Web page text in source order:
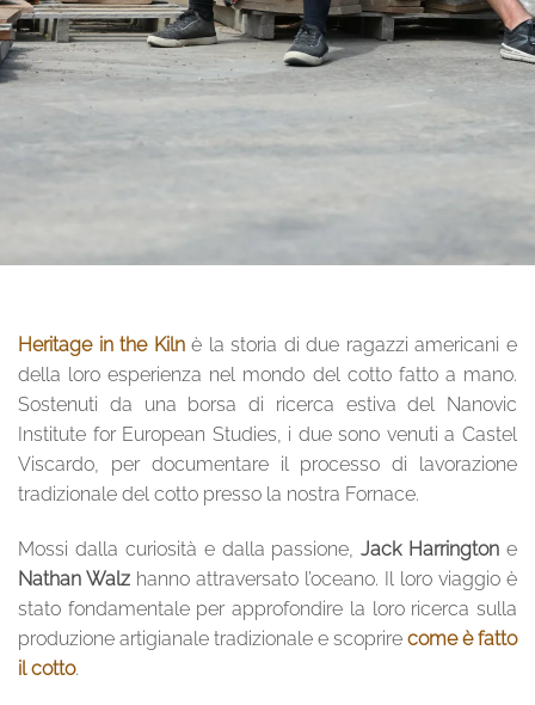
Heritage in the Kilnè la storia di due ragazzi americani e
della loro esperienza nel mondo del cotto fatto a mano.
Sostenuti da una borsa di ricerca estiva del Nanovic
Institute for European Studies, i due sono venuti a Castel
Viscardo, per documentare il processo di lavorazione
tradizionale del cotto presso la nostra Fornace.
Mossi dalla curiosità e dalla passione,Jack Harrington e
Nathan Walz hanno attraversato l’oceano. Il loro viaggio è
stato fondamentale per approfondire la loro ricerca sulla
produzione artigianale tradizionale e scoprire come è fatto
il cotto.